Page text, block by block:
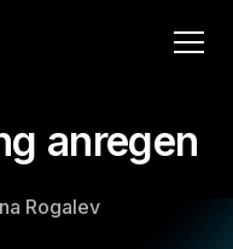
anregen
Rogalev